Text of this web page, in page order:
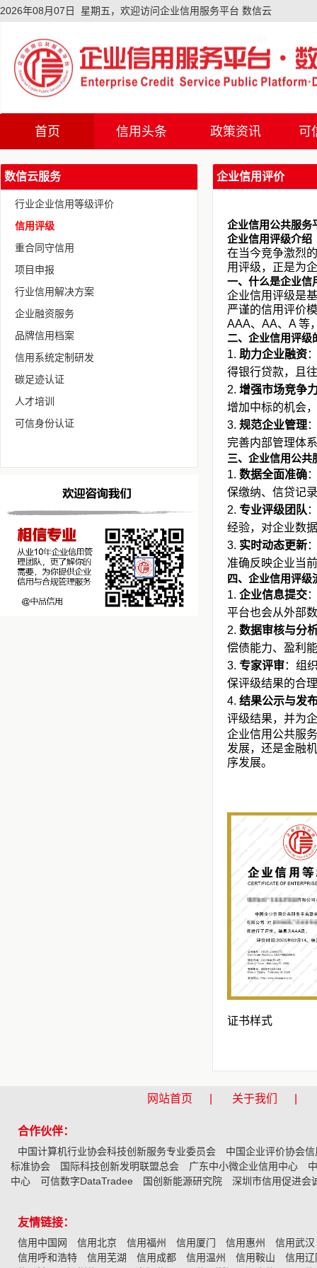
2026年08月07日 星期五，欢迎访问企业信用服务平台 数信云
首页
首页
信用头条 政策资讯 可
数信云服务
行业企业信用等级评价
信用评级
重合同守信用
项目申报
行业信用解决方案
企业融资服务
品牌信用档案
信用系统定制研发
碳足迹认证
人才培训
可信身份认证
企业信用评价
企业信用公共服务
企业信用评级介绍
在当今竞争激烈
用评级，正是为
一、什么是企业信
企业信用评级是
严谨的信用评价
AAA、AA、A 等
二、企业信用评级
助力企业融资
得银行贷款，且
增强市场竞争
增加中标的机会
规范企业管理
完善内部管理体
三、企业信用公共
数据全面准确
保缴纳、信贷记
专业评级团队
经验，对企业数
实时动态更新
准确反映企业当
四、企业信用评级
企业信息提交
平台也会从外部
数据审核与分
偿债能力、盈利
专家评审：组
保评级结果的合
结果公示与发
评级结果，并为
企业信用公共服
发展，还是金融
序发展。
证书样式
网站首页 | 关于我们 |
合作伙伴：
中国计算机行业协会科技创新服务专业委员会
中国企业评价协会
标准协会
国际科技创新发明联盟总会 广东中小微企业信用中心
中心
可信数字DataTradee 国创新能源研究院 深圳市信用促进会
友情链接：
信用中国网 信用北京 信用福州 信用厦门 信用惠州
信用武汉
信用呼和浩特
信用芜湖 信用成都 信用温州 信用鞍山
信用辽